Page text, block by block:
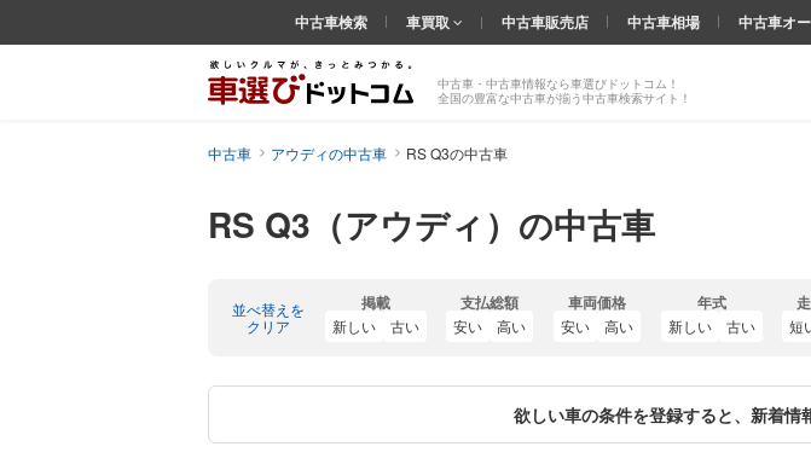
RS Q3（アウディ）の中古車
中古車・中古車情報なら車選びドットコム！
全国の豊富な中古車が揃う中古車検索サイト！
中古車検索 車買取 中古車販売店 中古車相場 中古車オ
中古車 アウディの中古車 RS Q3の中古車
並べ替えを
クリア
掲載
新しい 古い
支払総額
安い 高い
車両価格
安い 高い
年式
新しい 古い 短
欲しい車の条件を登録すると、新着情